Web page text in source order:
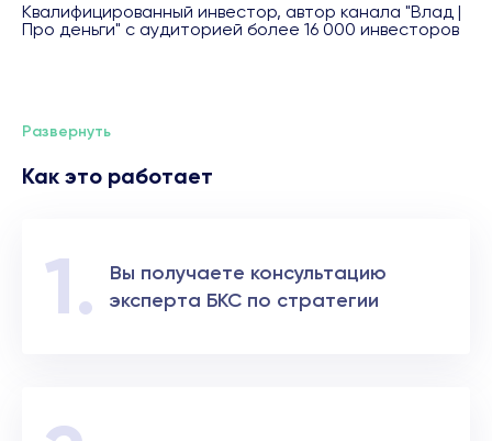
Квалифицированный инвестор, автор канала "Влад |
Про деньги" c аудиторией более 16 000 инвесторов
Развернуть
Как это работает
Вы получаете консультацию
эксперта БКС по стратегии